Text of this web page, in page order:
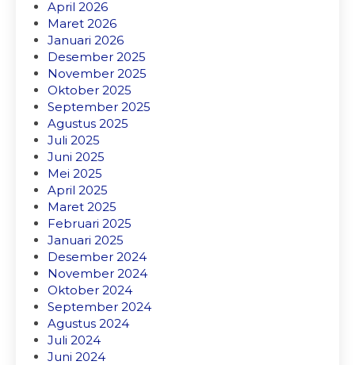
April 2026
Maret 2026
Januari 2026
Desember 2025
November 2025
Oktober 2025
September 2025
Agustus 2025
Juli 2025
Juni 2025
Mei 2025
April 2025
Maret 2025
Februari 2025
Januari 2025
Desember 2024
November 2024
Oktober 2024
September 2024
Agustus 2024
Juli 2024
Juni 2024